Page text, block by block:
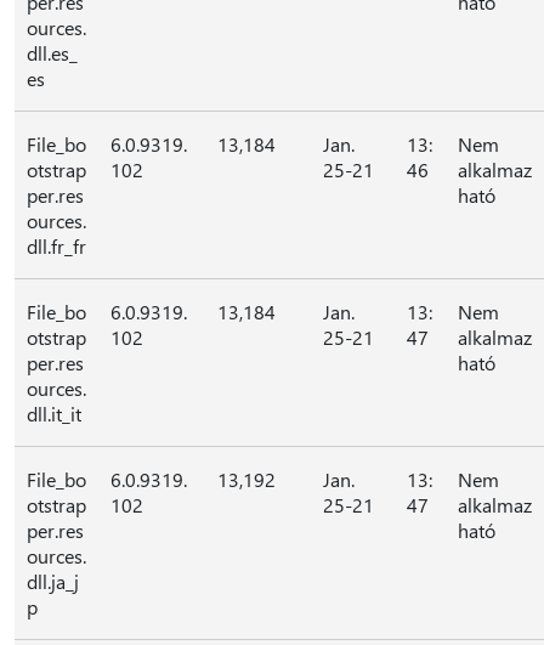
ources.
dll.es_
es
File_bo
otstrap
per.res
ources.
dll.fr_fr
6.0.9319.
102
13,184
Jan.
25-21
13:
46
Nem
alkalmaz
ható
File_bo
otstrap
per.res
ources.
dll.it_it
6.0.9319.
102
13,184
Jan.
25-21
13:
47
Nem
alkalmaz
ható
File_bo
otstrap
per.res
ources.
dll.ja_j
p
6.0.9319.
102
13,192
Jan.
25-21
13:
47
Nem
alkalmaz
ható